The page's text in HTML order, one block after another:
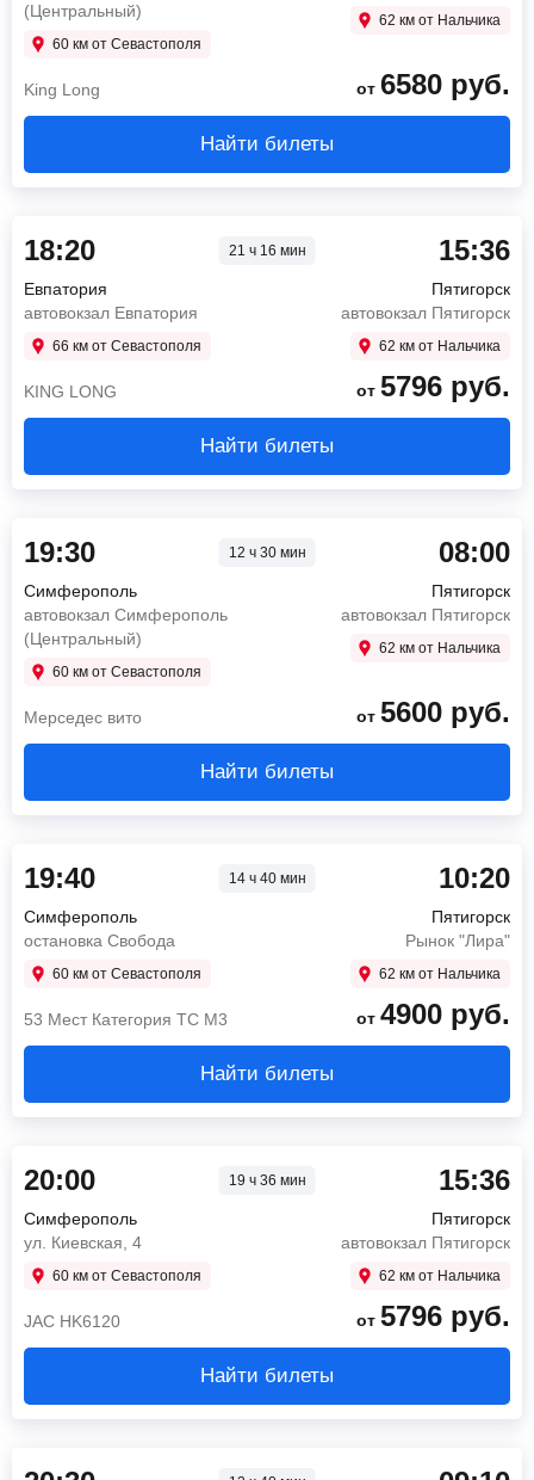
(Центральный)
60 км от Севастополя
62 км от Нальчика
King Long от 6580 руб.
Найти билеты
18:20 21 ч 16 мин
Евпатория
автовокзал Евпатория
66 км от Севастополя
15:36
Пятигорск
автовокзал Пятигорск
62 км от Нальчика
KING LONG от 5796 руб.
Найти билеты
19:30 12 ч 30 мин
Симферополь
автовокзал Симферополь
(Центральный)
60 км от Севастополя
08:00
Пятигорск
автовокзал Пятигорск
62 км от Нальчика
Мерседес вито от 5600 руб.
Найти билеты
19:40 14 ч 40 мин
Симферополь
остановка Свобода
60 км от Севастополя
10:20
Пятигорск
Рынок "Лира"
62 км от Нальчика
53 Мест Категория ТС М3 от 4900 руб.
Найти билеты
20:00 19 ч 36 мин
Симферополь
ул. Киевская, 4
60 км от Севастополя
15:36
Пятигорск
автовокзал Пятигорск
62 км от Нальчика
JAC HK6120 от 5796 руб.
Найти билеты